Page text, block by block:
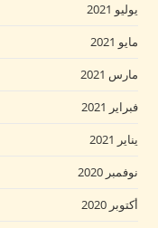
يوليو 2021
مايو 2021
مارس 2021
فبراير 2021
يناير 2021
نوفمبر 2020
أكتوبر 2020